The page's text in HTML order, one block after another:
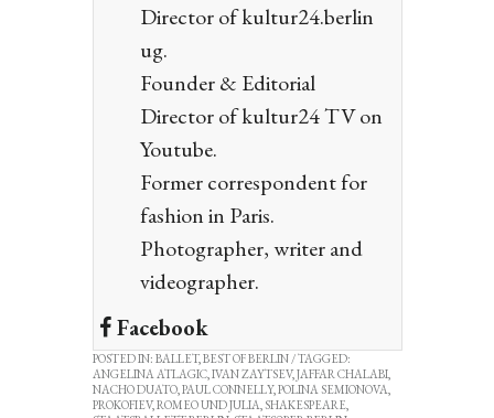
Director of kultur24.berlin
ug.
Founder & Editorial
Director of kultur24 TV on
Youtube.
Former correspondent for
fashion in Paris.
Photographer, writer and
videographer.
Facebook
POSTED IN: BALLET,BEST OF BERLIN/ TAGGED:
ANGELINA ATLAGIC,IVAN ZAYTSEV,JAFFAR CHALABI,
NACHO DUATO,PAUL CONNELLY,POLINA SEMIONOVA,
PROKOFIEV,ROMEO UND JULIA,SHAKESPEARE,